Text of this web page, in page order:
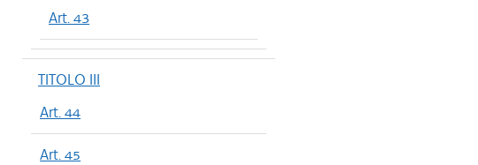
Art. 43
TITOLO III
Art. 44
Art. 45